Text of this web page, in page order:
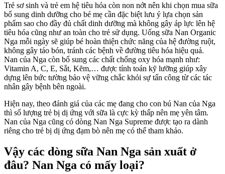
Trẻ sơ sinh và trẻ em hệ tiêu hóa còn non nớt nên khi chọn mua sữa
bổ sung dinh dưỡng cho bé mẹ cần đặc biệt lưu ý lựa chọn sản
phẩm sao cho đầy đủ chất dinh dưỡng mà không gây áp lực lên hệ
tiêu hóa cũng như an toàn cho trẻ sử dụng. Uống sữa Nan Organic
Nga mỗi ngày sẽ giúp bé hoàn thiện chức năng của hệ đường ruột,
không gây táo bón, tránh các bệnh về đường tiêu hóa hiệu quả.
Nan của Nga còn bổ sung các chất chống oxy hóa mạnh như:
Vitamin A, C, E, Sắt, Kẽm,… được tính toán kỹ lưỡng giúp xây
dựng lên bức tường bảo vệ vững chắc khỏi sự tấn công từ các tác
nhân gây bệnh bên ngoài.
Hiện nay, theo đánh giá của các mẹ đang cho con bú Nan của Nga
thì số lượng trẻ bị dị ứng với sữa là cực kỳ thấp nên mẹ yên tâm.
Nan của Nga cũng có dòng Nan Nga Supreme được tạo ra dành
riêng cho trẻ bị dị ứng đạm bò nên mẹ có thể tham khảo.
Vậy các dòng sữa Nan Nga sản xuất ở
đâu? Nan Nga có mấy loại?